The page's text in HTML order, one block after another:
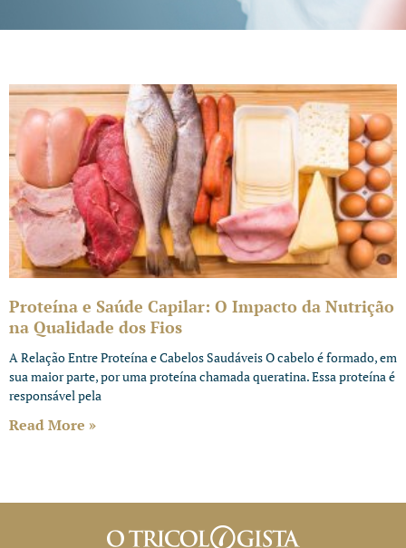
Proteína e Saúde Capilar: O Impacto da Nutrição
na Qualidade dos Fios
A Relação Entre Proteína e Cabelos Saudáveis O cabelo é formado, em
sua maior parte, por uma proteína chamada queratina. Essa proteína é
responsável pela
Read More »